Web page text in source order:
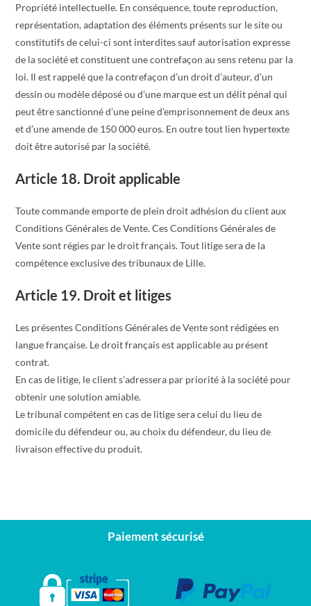
Propriété intellectuelle. En conséquence, toute reproduction,
représentation, adaptation des éléments présents sur le site ou
constitutifs de celui-ci sont interdites sauf autorisation expresse
de la société et constituent une contrefaçon au sens retenu par la
loi. Il est rappelé que la contrefaçon d’un droit d’auteur, d’un
dessin ou modèle déposé ou d’une marque est un délit pénal qui
peut être sanctionné d’une peine d’emprisonnement de deux ans
et d’une amende de 150 000 euros. En outre tout lien hypertexte
doit être autorisé par la société.
Article 18. Droit applicable
Toute commande emporte de plein droit adhésion du client aux
Conditions Générales de Vente. Ces Conditions Générales de
Vente sont régies par le droit français. Tout litige sera de la
compétence exclusive des tribunaux de Lille.
Article 19. Droit et litiges
Les présentes Conditions Générales de Vente sont rédigées en
langue française. Le droit français est applicable au présent
contrat.
En cas de litige, le client s’adressera par priorité à la société pour
obtenir une solution amiable.
Le tribunal compétent en cas de litige sera celui du lieu de
domicile du défendeur ou, au choix du défendeur, du lieu de
livraison effective du produit.
Paiement sécurisé